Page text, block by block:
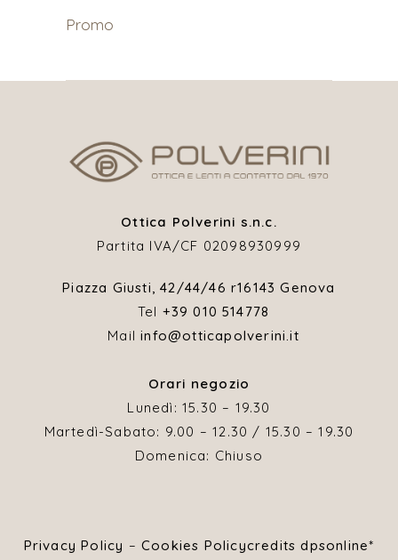
Promo
Ottica Polverini s.n.c.
Partita IVA/CF 02098930999
Piazza Giusti, 42/44/46 r16143 Genova
Tel +39 010 514778
Mailinfo@otticapolverini.it
Orari negozio
Lunedì: 15.30 – 19.30
Martedì-Sabato: 9.00 – 12.30 / 15.30 – 19.30
Domenica: Chiuso
Privacy Policy – Cookies Policycredits dpsonline*